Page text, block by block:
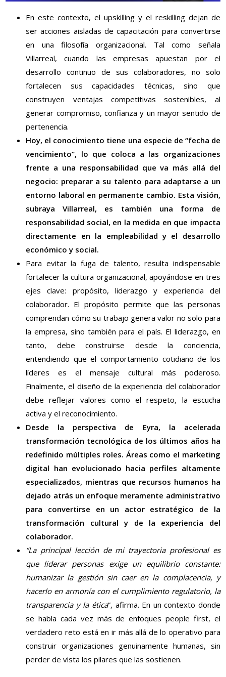
En este contexto, el upskilling y el reskilling dejan de
ser acciones aisladas de capacitación para convertirse
en una filosofía organizacional. Tal como señala
Villarreal, cuando las empresas apuestan por el
desarrollo continuo de sus colaboradores, no solo
fortalecen sus capacidades técnicas, sino que
construyen ventajas competitivas sostenibles, al
generar compromiso, confianza y un mayor sentido de
pertenencia.
Hoy, el conocimiento tiene una especie de “fecha de
vencimiento”, lo que coloca a las organizaciones
frente a una responsabilidad que va más allá del
negocio: preparar a su talento para adaptarse a un
entorno laboral en permanente cambio. Esta visión,
subraya Villarreal, es también una forma de
responsabilidad social, en la medida en que impacta
directamente en la empleabilidad y el desarrollo
económico y social.
Para evitar la fuga de talento, resulta indispensable
fortalecer la cultura organizacional, apoyándose en tres
ejes clave: propósito, liderazgo y experiencia del
colaborador. El propósito permite que las personas
comprendan cómo su trabajo genera valor no solo para
la empresa, sino también para el país. El liderazgo, en
tanto, debe construirse desde la conciencia,
entendiendo que el comportamiento cotidiano de los
líderes es el mensaje cultural más poderoso.
Finalmente, el diseño de la experiencia del colaborador
debe reflejar valores como el respeto, la escucha
activa y el reconocimiento.
Desde la perspectiva de Eyra, la acelerada
transformación tecnológica de los últimos años ha
redefinido múltiples roles. Áreas como el marketing
digital han evolucionado hacia perfiles altamente
especializados, mientras que recursos humanos ha
dejado atrás un enfoque meramente administrativo
para convertirse en un actor estratégico de la
transformación cultural y de la experiencia del
colaborador.
“La principal lección de mi trayectoria profesional es
que liderar personas exige un equilibrio constante:
humanizar la gestión sin caer en la complacencia, y
hacerlo en armonía con el cumplimiento regulatorio, la
transparencia y la ética”, afirma. En un contexto donde
se habla cada vez más de enfoques people first, el
verdadero reto está en ir más allá de lo operativo para
construir organizaciones genuinamente humanas, sin
perder de vista los pilares que las sostienen.